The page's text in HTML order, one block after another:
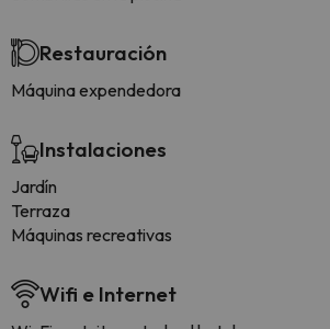
Restauración
Máquina expendedora
Instalaciones
Jardín
Terraza
Máquinas recreativas
Wifi e Internet